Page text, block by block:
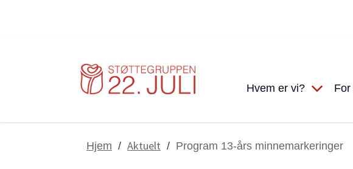
Hvem er vi?
Hjem / Aktuelt / Program 13-års minnemarkeringer